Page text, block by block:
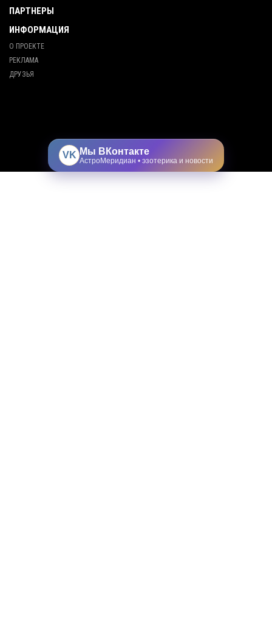
ПАРТНЕРЫ
ИНФОРМАЦИЯ
О ПРОЕКТЕ
РЕКЛАМА
ДРУЗЬЯ
VK Мы ВКонтакте
АстроМеридиан • эзотерика и новости